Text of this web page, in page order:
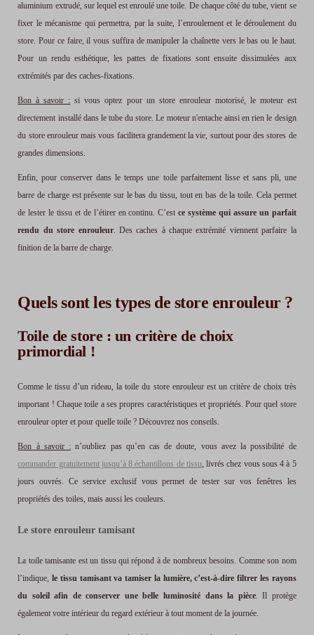
aluminium extrudé, sur lequel est enroulé une toile. De chaque côté du tube, vient se
fixer le mécanisme qui permettra, par la suite, l’enroulement et le déroulement du
store. Pour ce faire, il vous suffira de manipuler la chaînette vers le bas ou le haut.
Pour un rendu esthétique,les pattes de fixations sont ensuite dissimulées aux
extrémités par des caches-fixations.
Bon à savoir : si vous optez pour un store enrouleur motorisé, le moteur est
directement installé dans le tube du store. Le moteur n'entache ainsi en rien le design
du store enrouleur mais vous facilitera grandement la vie, surtout pour des stores de
grandes dimensions.
Enfin, pour conserver dans le temps une toile parfaitement lisse et sans pli, une
barre de charge est présente sur le bas du tissu, tout en bas de la toile. Cela permet
de lester le tissu et de l’étirer en continu. C’estce système qui assure un parfait
rendu du store enrouleur. Des caches à chaque extrémité viennent parfaire la
finition de la barre de charge.
Quels sont les types de store enrouleur ?
Toile de store : un critère de choix
primordial !
Comme le tissu d’un rideau, la toile du store enrouleur est un critère de choix très
important ! Chaque toile a ses propres caractéristiques et propriétés. Pour quel store
enrouleur opter et pour quelle toile ? Découvrez nos conseils.
Bon à savoir : n’oubliez pas qu’en cas de doute, vous avez la possibilité de
commander gratuitement jusqu’à 8 échantillons de tissu, livrés chez vous sous 4 à 5
jours ouvrés. Ce service exclusif vous permet de tester sur vos fenêtres les
propriétés des toiles, mais aussi les couleurs.
Le store enrouleur tamisant
La toile tamisante est un tissu qui répond à de nombreux besoins. Comme son nom
l’indique,le tissu tamisant va tamiser la lumière, c’est-à-dire filtrer les rayons
du soleil afin de conserver une belle luminosité dans la pièce.Il protège
également votre intérieur du regard extérieur à tout moment de la journée.